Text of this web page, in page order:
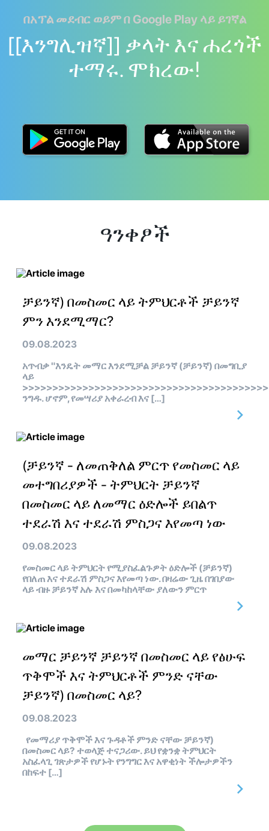
በአፕል መደብር ወይም በ Google Play ላይ ይገኛል
[[እንግሊዝኛ]] ቃላት እና ሐረጎች
ተማሩ. ሞክረው!
ዓንቀፆች
ቻይንኛ) በመስመር ላይ ትምህርቶች ቻይንኛ
ምን እንደሚማር?
09.08.2023
አጥብቃ "እንዴት መማር እንደሚቻል ቻይንኛ (ቻይንኛ) በመግቢያ
ላይ
ንግዱ. ሆኖም, የመሣሪያ አቀራረብ እና […]
(ቻይንኛ - ለመጠቅለል ምርጥ የመስመር ላይ
መተግበሪያዎች - ትምህርት ቻይንኛ
በመስመር ላይ ለመማር ዕድሎች ይበልጥ
ተደራሽ እና ተደራሽ ምስጋና እየመጣ ነው
09.08.2023
የመስመር ላይ ትምህርት የሚያስፈልጉዎት ዕድሎች (ቻይንኛ)
የበለጠ እና ተደራሽ ምስጋና እየመጣ ነው. በዛሬው ጊዜ በገበያው
ላይ ብዙ ቻይንኛ አሉ እና በመካከላቸው ያለውን ምርጥ
መማር ቻይንኛ ቻይንኛ በመስመር ላይ የፅሁፍ
ጥቅሞች እና ትምህርቶች ምንድ ናቸው
ቻይንኛ) በመስመር ላይ?
09.08.2023
የመማሪያ ጥቅሞች እና ጉዳቶች ምንድ ናቸው ቻይንኛ)
በመስመር ላይ? ተወላጅ ተናጋሪው. ይህ የቋንቋ ትምህርት
አስፈላጊ ገጽታዎች የሆኑት የንግግር እና አዋቂነት ችሎታዎችን
በከፍተ […]